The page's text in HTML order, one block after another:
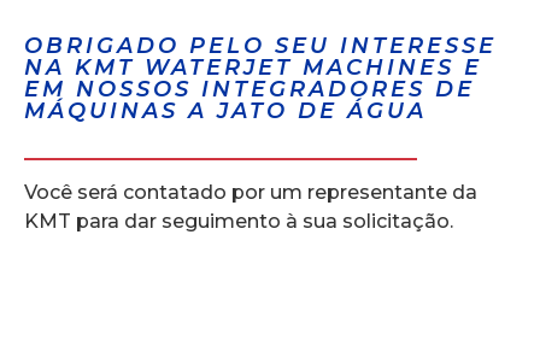
OBRIGADO PELO SEU INTERESSE
NA KMT WATERJET MACHINES E
EM NOSSOS INTEGRADORES DE
MÁQUINAS A JATO DE ÁGUA
Você será contatado por um representante da
KMT para dar seguimento à sua solicitação.